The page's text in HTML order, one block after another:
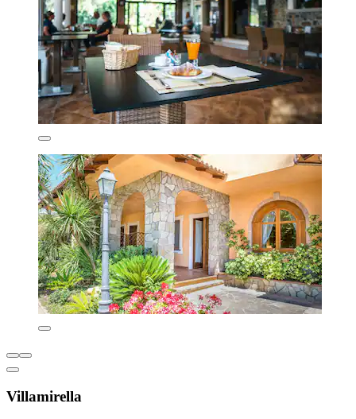
Villamirella